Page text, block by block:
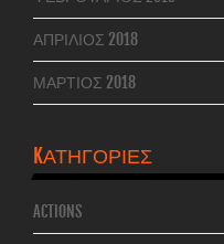
ΑΠΡΊΛΙΟΣ 2018
ΜΆΡΤΙΟΣ 2018
KΑΤΗΓΟΡΊΕΣ
ACTIONS